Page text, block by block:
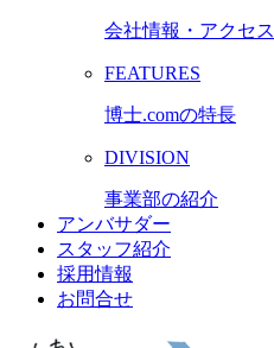
会社情報・アクセス
FEATURES
博士.comの特長
DIVISION
事業部の紹介
アンバサダー
スタッフ紹介
採用情報
お問合せ